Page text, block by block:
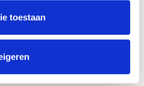
toestaan
het klassieke model ook
Leiders hadden vroeger